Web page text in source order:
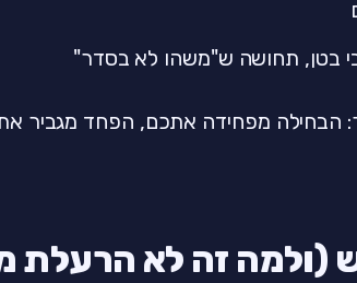
בטן, תחושה ש"משהו לא בסדר"
הבחילה מפחידה אתכם, הפחד מגביר
(ולמה זה לא הרעלת